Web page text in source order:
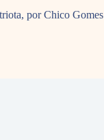
por Chico Gomes